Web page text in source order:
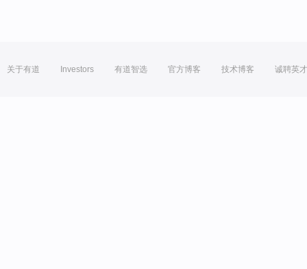
关于有道 Investors 有道智选 官方博客 技术博客 诚聘英才